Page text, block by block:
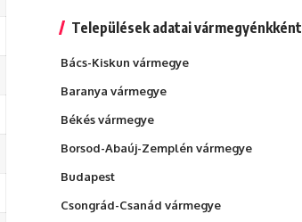
Települések adatai vármegyénkként
Bács-Kiskun vármegye
Baranya vármegye
Békés vármegye
Borsod-Abaúj-Zemplén vármegye
Budapest
Csongrád-Csanád vármegye